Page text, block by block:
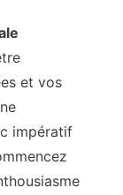
et vos
impératif